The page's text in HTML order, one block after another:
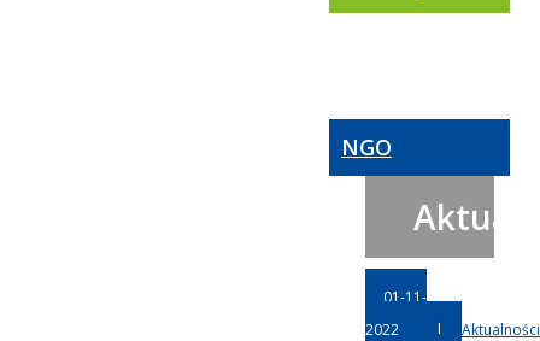
NGO
01-11-
2022
|
Aktualności